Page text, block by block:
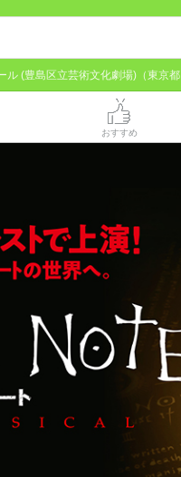
ル (豊島区立芸術文化劇場)（東京
おすすめ